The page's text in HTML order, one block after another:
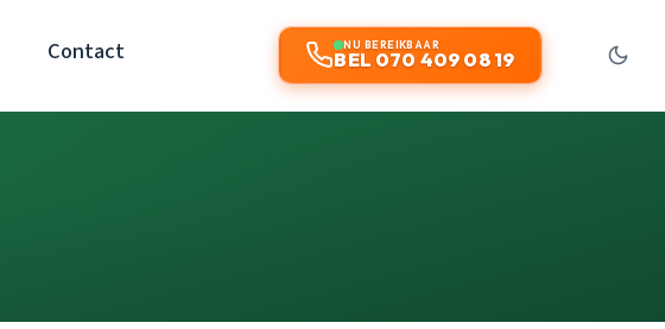
Contact NU BEREIKBAAR
BEL 070 409 08 19